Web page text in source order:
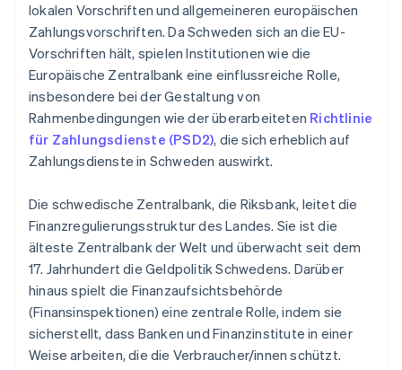
lokalen Vorschriften und allgemeineren europäischen
Zahlungsvorschriften. Da Schweden sich an die EU-
Vorschriften hält, spielen Institutionen wie die
Europäische Zentralbank eine einflussreiche Rolle,
insbesondere bei der Gestaltung von
Rahmenbedingungen wie der überarbeiteten Richtlinie
für Zahlungsdienste (PSD2), die sich erheblich auf
Zahlungsdienste in Schweden auswirkt.
Die schwedische Zentralbank, die Riksbank, leitet die
Finanzregulierungsstruktur des Landes. Sie ist die
älteste Zentralbank der Welt und überwacht seit dem
17. Jahrhundert die Geldpolitik Schwedens. Darüber
hinaus spielt die Finanzaufsichtsbehörde
(Finansinspektionen) eine zentrale Rolle, indem sie
sicherstellt, dass Banken und Finanzinstitute in einer
Weise arbeiten, die die Verbraucher/innen schützt.